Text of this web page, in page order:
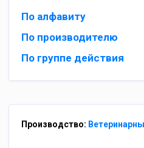
По алфавиту
По производителю
По группе действия
Производство: